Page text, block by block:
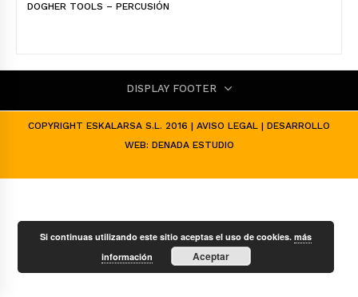
DOGHER TOOLS – PERCUSIÓN
DISPLAY FOOTER
COPYRIGHT ESKALARSA S.L. 2016 | AVISO LEGAL | DESARROLLO
WEB: DENADA ESTUDIO
Si continuas utilizando este sitio aceptas el uso de cookies.más
información
Aceptar